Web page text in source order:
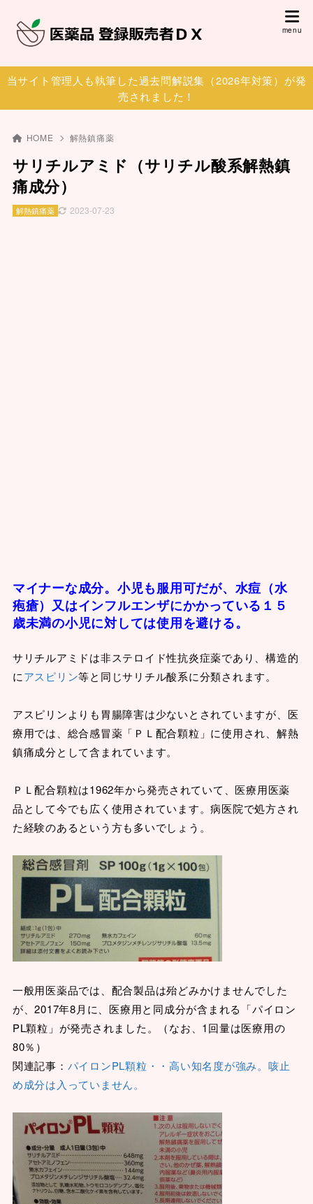
当サイト管理人も執筆した過去問解説集（2026年対策）が発
売されました！
HOME 解熱鎮痛薬
サリチルアミド（サリチル酸系解熱鎮
痛成分）
2023-07-23
解熱鎮痛薬
マイナーな成分。小児も服用可だが、水痘（水
疱瘡）又はインフルエンザにかかっている１５
歳未満の小児に対しては使用を避ける。
サリチルアミドは非ステロイド性抗炎症薬であり、構造的
にアスピリン等と同じサリチル酸系に分類されます。
アスピリンよりも胃腸障害は少ないとされていますが、医
療用では、総合感冒薬「ＰＬ配合顆粒」に使用され、解熱
鎮痛成分として含まれています。
ＰＬ配合顆粒は1962年から発売されていて、医療用医薬
品として今でも広く使用されています。病医院で処方され
た経験のあるという方も多いでしょう。
一般用医薬品では、配合製品は殆どみかけませんでした
が、2017年8月に、医療用と同成分が含まれる「パイロン
PL顆粒」が発売されました。（なお、1回量は医療用の
80％）
関連記事： パイロンPL顆粒・・高い知名度が強み。咳止
め成分は入っていません。